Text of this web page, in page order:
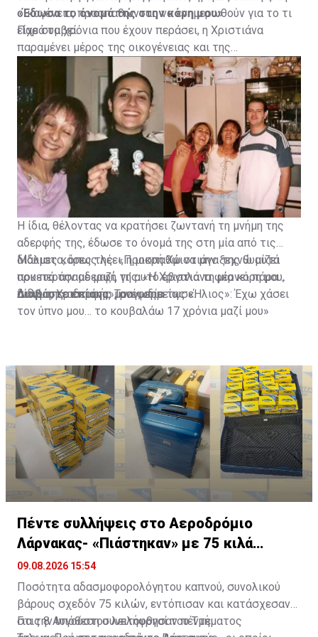
οικογένεια, προσπαθώντας να ενημερωθούν για το τι
είχε συμβεί.
«Έδωσα το όνομά της στην κόρη μου»
Παρά τα χρόνια που έχουν περάσει, η Χριστιάνα
παραμένει μέρος της οικογένειας και της
καθημερινότητας της Γεωργίας.
Η ίδια, θέλοντας να κρατήσει ζωντανή τη μνήμη της
αδερφής της, έδωσε το όνομά της στη μία από τις
δίδυμες κόρες της. «Προσπαθώ να μην ξεχνώ αυτά
που περάσαμε μαζί, γι’ αυτό έβγαλα τη μία κόρη μου,
δίδυμη, Χριστιάνα», ανέφερε.
Μάλιστα, όπως λέει, η μικρή Χριστιάνα της θυμίζει
αρκετά την αδερφή της. «Η Χριστιάνα φέρνει πάρα
πολύ της αδερφής μου», σημείωσε.
Διαβάστε επίσης: Τραγωδία της «Ήλιος»: Έχω χάσει
τον ύπνο μου… το κουβαλάω 17 χρόνια μαζί μου»
Πέντε συλλήψεις στο Αεροδρόμιο
Λάρνακας- «Πιάστηκαν» με 75 κιλά
καπνού
09.08.2026 15:54
Ποσότητα αδασμοφορολόγητου καπνού, συνολικού
βάρους σχεδόν 75 κιλών, εντόπισαν και κατάσχεσαν
στις 8 Αυγούστου λειτουργοί του Τμήματος
Για την υπόθεση συνελήφθησαν πέντε